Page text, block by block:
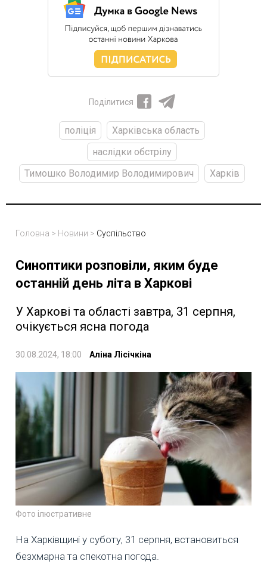
Поділитися
поліція
Харківська область
наслідки обстрілу
Тимошко Володимир Володимирович
Харків
Головна > Новини > Суспільство
Синоптики розповіли, яким буде
останній день літа в Харкові
У Харкові та області завтра, 31 серпня,
очікується ясна погода
30.08.2024, 18:00 Аліна Лісічкіна
Фото ілюстративне
На Харківщині у суботу, 31 серпня, встановиться
безхмарна та спекотна погода.